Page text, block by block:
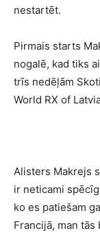
nestartēt.
Pirmais starts
nogalē, kad tiks
trīs nedēļām
World RX of
Alisters Makrejs
ir neticami
ko es patiešam
Francijā, man